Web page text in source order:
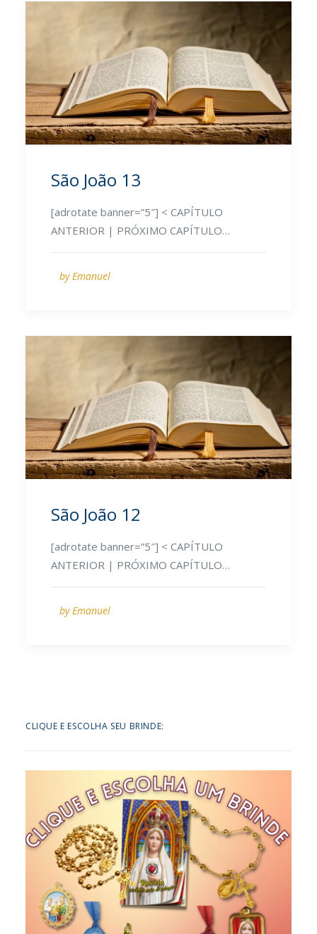
São João 13
[adrotate banner=”5″] < CAPÍTULO
ANTERIOR | PRÓXIMO CAPÍTULO…
by Emanuel
São João 12
[adrotate banner=”5″] < CAPÍTULO
ANTERIOR | PRÓXIMO CAPÍTULO…
by Emanuel
CLIQUE E ESCOLHA SEU BRINDE: